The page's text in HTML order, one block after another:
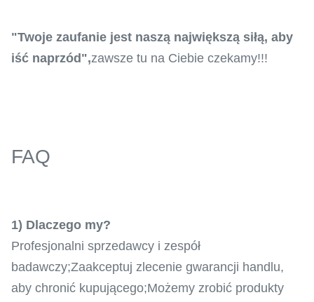
"Twoje zaufanie jest naszą największą siłą, aby
iść naprzód",zawsze tu na Ciebie czekamy!!!
FAQ
1) Dlaczego my?
Profesjonalni sprzedawcy i zespół
badawczy;Zaakceptuj zlecenie gwarancji handlu,
aby chronić kupującego;Możemy zrobić produkty